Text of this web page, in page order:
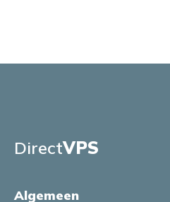
DirectVPS
Algemeen